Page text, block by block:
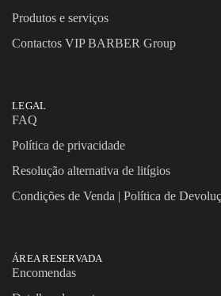
Produtos e serviços
Contactos VIP BARBER Group
LEGAL
FAQ
Política de privacidade
Resolução alternativa de litígios
Condições de Venda | Política de
ÁREA RESERVADA
Encomendas